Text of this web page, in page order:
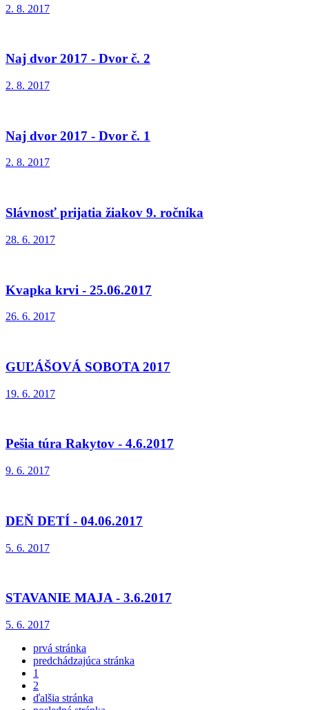
2. 8. 2017
Naj dvor 2017 - Dvor č. 2
2. 8. 2017
Naj dvor 2017 - Dvor č. 1
2. 8. 2017
Slávnosť prijatia žiakov 9. ročníka
28. 6. 2017
Kvapka krvi - 25.06.2017
26. 6. 2017
GUĽÁŠOVÁ SOBOTA 2017
19. 6. 2017
Pešia túra Rakytov - 4.6.2017
9. 6. 2017
DEŇ DETÍ - 04.06.2017
5. 6. 2017
STAVANIE MAJA - 3.6.2017
5. 6. 2017
prvá stránka
predchádzajúca stránka
1
2
ďalšia stránka